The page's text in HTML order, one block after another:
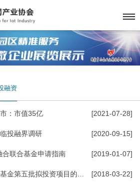
融资
：市值35亿 [2021-07-28]
投融界调研 [2020-09-15]
联合基金申请指南 [2019-01-07]
[2018-03-22]